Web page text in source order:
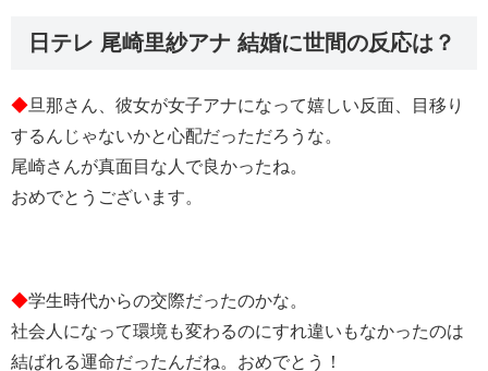
日テレ 尾崎里紗アナ 結婚に世間の反応は？
◆旦那さん、彼女が女子アナになって嬉しい反面、目移り
するんじゃないかと心配だっただろうな。
尾崎さんが真面目な人で良かったね。
おめでとうございます。
◆学生時代からの交際だったのかな。
社会人になって環境も変わるのにすれ違いもなかったのは
結ばれる運命だったんだね。おめでとう！